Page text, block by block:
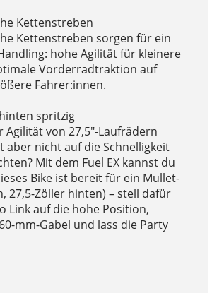
Kettenstreben
Kettenstreben sorgen für ein
hohe Agilität für kleinere
Vorderradtraktion auf
Fahrer:innen.
spritzig
Agilität von 27,5"-Laufrädern
aber nicht auf die Schnelligkeit
Mit dem Fuel EX kannst du
Bike ist bereit für ein Mullet-
27,5-Zöller hinten) – stell dafür
Link auf die hohe Position,
mm-Gabel und lass die Party